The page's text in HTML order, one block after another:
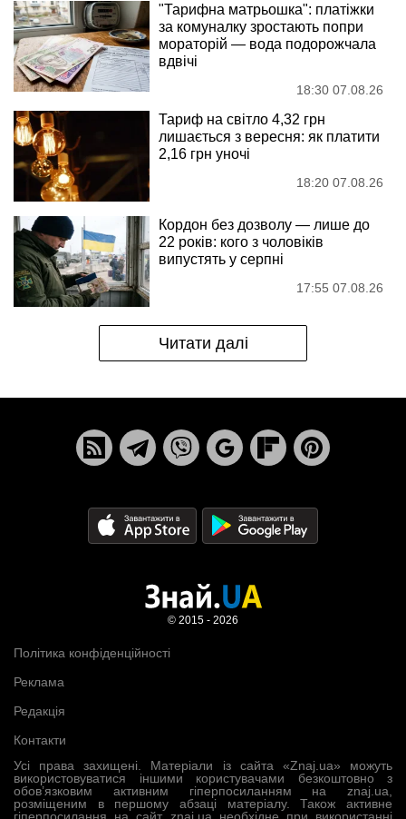
"Тарифна матрьошка": платіжки
за комуналку зростають попри
мораторій — вода подорожчала
вдвічі
18:30 07.08.26
Тариф на світло 4,32 грн
лишається з вересня: як платити
2,16 грн уночі
18:20 07.08.26
Кордон без дозволу — лише до
22 років: кого з чоловіків
випустять у серпні
17:55 07.08.26
Читати далі
Усі права захищені. Матеріали із сайта «Znaj.ua» можуть
використовуватися іншими користувачами безкоштовно з
обов’язковим активним гіперпосиланням на znaj.ua,
розміщеним в першому абзаці матеріалу. Також активне
гіперпосилання на сайт znaj.ua необхідне при використанні
Політика конфіденційності
Реклама
Редакція
Контакти
© 2015 - 2026